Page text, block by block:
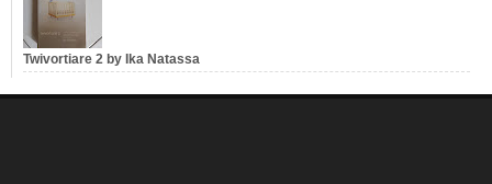
Twivortiare 2 by Ika Natassa